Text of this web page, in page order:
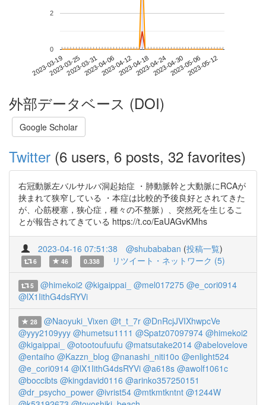
2023-03-192023-03-252023-03-312023-04-062023-04-122023-04-182023-04-242023-04-302023-05-062023-05-12
0
2
外部データベース (DOI)
Google Scholar
Twitter (6 users, 6 posts, 32 favorites)
右冠動脈左バルサルバ洞起始症 ・肺動脈幹と大動脈にRCAが
挟まれて狭窄している ・本症は比較的予後良好とされてきた
が、心筋梗塞，狭心症，種々の不整脈）、突然死を生じるこ
とが報告されてきている https://t.co/EaUAGvKMhs
2023-04-16 07:51:38 @shubababan (投稿一覧)
6 46 0.338 リツイート・ネットワーク (5)
5 @himekoi2 @kigaippai_ @mel017275 @e_cori0914
@lX1IithG4dsRYVi
28 @Naoyuki_Vixen @t_t_7r @DnRcjJVIXhwpcVe
@yyy2109yyy @humetsu1111 @Spatz07097974 @himekoi2
@kigaippai_ @otootoufuufu @matsutake2014 @abelovelove
@entaiho @Kazzn_blog @nanashi_niti10o @enlight524
@e_cori0914 @lX1IithG4dsRYVi @a618s @awolf1061c
@boccibts @kingdavid0116 @arinko357250151
@dr_psycho_power @ivrist54 @mtkmtkntnt @1244W